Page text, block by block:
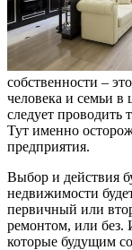
собственности –
человека и семьи
следует
Тут именно
предприятия.
Выбор и действия
недвижимости
первичный или
ремонтом, или
которые будущим